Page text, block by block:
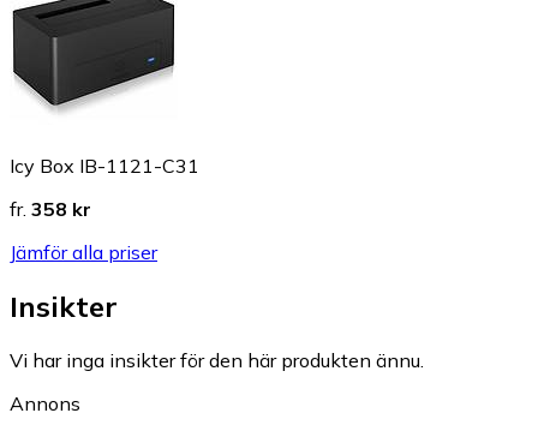
Icy Box IB-1121-C31
fr. 358 kr
Jämför alla priser
Insikter
Vi har inga insikter för den här produkten ännu.
Annons